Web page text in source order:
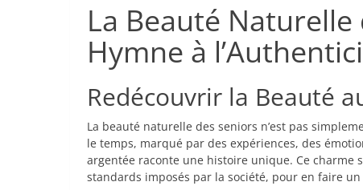
La Beauté Naturelle
Hymne à
Redécouvrir la Beauté
La beauté naturelle des seniors n’est pas
le temps, marqué par des expériences, des
argentée raconte une histoire unique. Ce
standards imposés par la société, pour en faire un